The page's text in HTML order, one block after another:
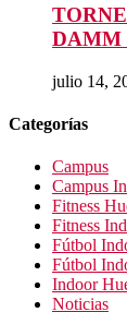
DAMM
julio 14,
Categorías
Campus
Campus
Fitness
Fitness
Fútbol
Fútbol
Indoor
Noticias